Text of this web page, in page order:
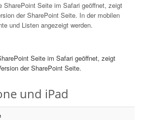
SharePoint Seite im Safari geöffnet, zeigt
der SharePoint Seite. In der mobilen
und Listen angezeigt werden.
Seite im Safari geöffnet, zeigt
der SharePoint Seite.
und iPad